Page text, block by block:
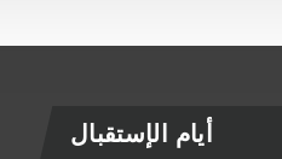
أيام الإستقبال